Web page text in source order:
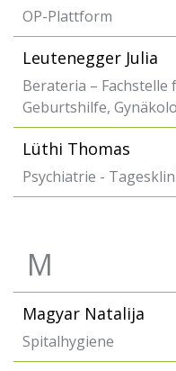
OP-Plattform
Leutenegger Julia
Berateria – Fachstelle
Geburtshilfe,
Lüthi Thomas
Psychiatrie -
M
Magyar Natalija
Spitalhygiene